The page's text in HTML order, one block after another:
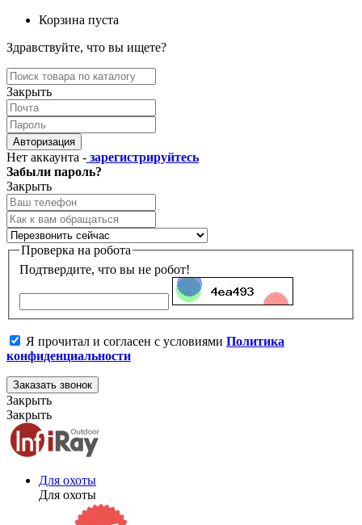
Корзина пуста
Здравствуйте, что вы ищете?
Закрыть
Авторизация
Нет аккаунта - зарегистрируйтесь
Забыли пароль?
Закрыть
Проверка на робота
Подтвердите, что вы не робот!
Я прочитал и согласен с условиями Политика
конфиденциальности
Заказать звонок
Закрыть
Закрыть
Для охоты
Для охоты